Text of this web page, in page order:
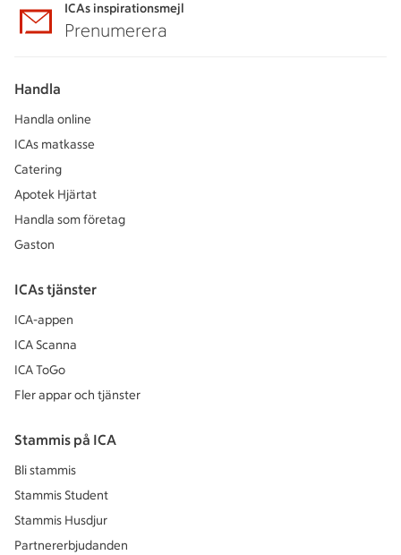
ICAs inspirationsmejl
Prenumerera
Handla
Handla online
ICAs matkasse
Catering
Apotek Hjärtat
Handla som företag
Gaston
ICAs tjänster
ICA-appen
ICA Scanna
ICA ToGo
Fler appar och tjänster
Stammis på ICA
Bli stammis
Stammis Student
Stammis Husdjur
Partnererbjudanden